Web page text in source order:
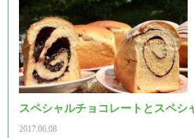
スペシャルチョコレートとスペシ
2017.06.08